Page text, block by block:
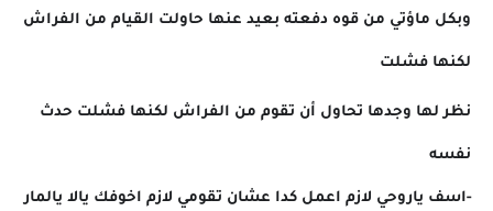
وبكل ماؤتي من قوه دفعته بعيد عنها حاولت القيام من الفراش
لكنها فشلت
نظر لها وجدها تحاول أن تقوم من الفراش لكنها فشلت حدث
نفسه
-اسف ياروحي لازم اعمل كدا عشان تقومي لازم اخوفك يالا يالمار